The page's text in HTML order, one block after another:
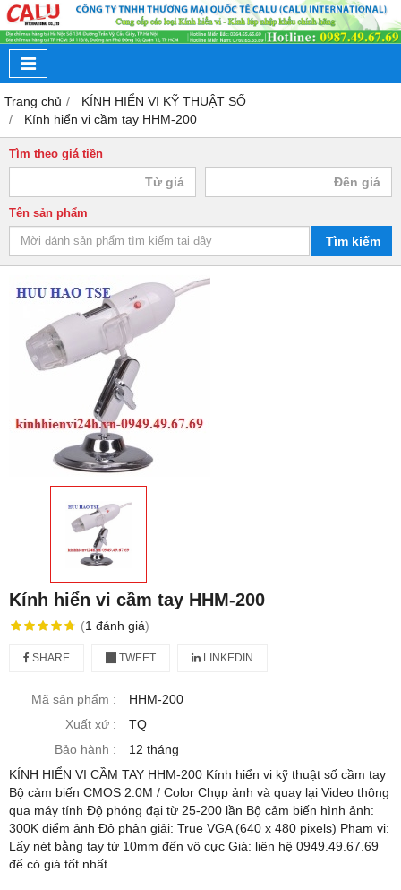
Trang chủ
KÍNH HIỂN VI KỸ THUẬT SỐ
Kính hiển vi cầm tay HHM-200
Tìm theo giá tiền
Tên sản phẩm
Tìm kiếm
Kính hiển vi cầm tay HHM-200
(1 đánh giá)
SHARE TWEET LINKEDIN
Mã sản phẩm :
HHM-200
Xuất xứ :
TQ
Bảo hành :
12 tháng
KÍNH HIỂN VI CẦM TAY HHM-200 Kính hiển vi kỹ thuật số cầm tay
Bộ cảm biến CMOS 2.0M / Color Chụp ảnh và quay lại Video thông
qua máy tính Độ phóng đại từ 25-200 lần Bộ cảm biến hình ảnh:
300K điểm ảnh Độ phân giải: True VGA (640 x 480 pixels) Phạm vi:
Lấy nét bằng tay từ 10mm đến vô cực Giá: liên hệ 0949.49.67.69
để có giá tốt nhất